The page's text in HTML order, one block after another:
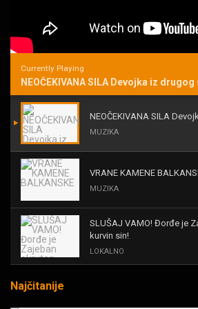
Currently Playing
NEOČEKIVANA SILA Devojka iz
NEOČEKIVANA SILA
MUZIKA
VRANE KAMENE
MUZIKA
SLUŠAJ VAMO! Đorđe je
kurvin sin!
LOKALNO
Najčitanije